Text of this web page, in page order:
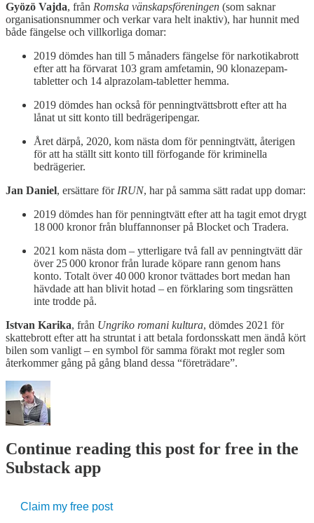
Gyözö Vajda, från Romska vänskapsföreningen (som saknar
organisationsnummer och verkar vara helt inaktiv), har hunnit med
både fängelse och villkorliga domar:
2019 dömdes han till 5 månaders fängelse för narkotikabrott
efter att ha förvarat 103 gram amfetamin, 90 klonazepam-
tabletter och 14 alprazolam-tabletter hemma.
2019 dömdes han också för penningtvättsbrott efter att ha
lånat ut sitt konto till bedrägeripengar.
Året därpå, 2020, kom nästa dom för penningtvätt, återigen
för att ha ställt sitt konto till förfogande för kriminella
bedrägerier.
Jan Daniel, ersättare för IRUN, har på samma sätt radat upp domar:
2019 dömdes han för penningtvätt efter att ha tagit emot drygt
18 000 kronor från bluffannonser på Blocket och Tradera.
2021 kom nästa dom – ytterligare två fall av penningtvätt där
över 25 000 kronor från lurade köpare rann genom hans
konto. Totalt över 40 000 kronor tvättades bort medan han
hävdade att han blivit hotad – en förklaring som tingsrätten
inte trodde på.
Istvan Karika, från Ungriko romani kultura, dömdes 2021 för
skattebrott efter att ha struntat i att betala fordonsskatt men ändå kört
bilen som vanligt – en symbol för samma förakt mot regler som
återkommer gång på gång bland dessa “företrädare”.
Continue reading this post for free in the
Substack app
Claim my free post